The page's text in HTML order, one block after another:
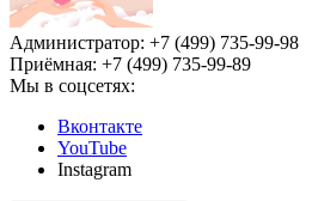
Администратор: +7 (499) 735-99-98
Приёмная: +7 (499) 735-99-89
Мы в соцсетях:
Вконтакте
YouTube
Instagram